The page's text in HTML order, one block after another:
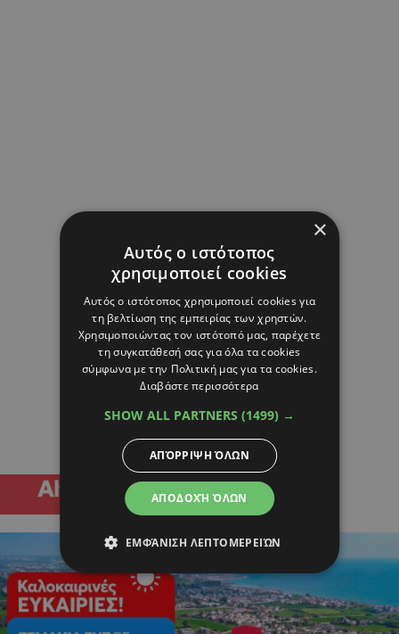
×
Αυτός ο ιστότοπος
χρησιμοποιεί cookies
Αυτός ο ιστότοπος χρησιμοποιεί cookies για
τη βελτίωση της εμπειρίας των χρηστών.
Χρησιμοποιώντας τον ιστότοπό μας, παρέχετε
τη συγκατάθεσή σας για όλα τα cookies
σύμφωνα με την Πολιτική μας για τα cookies.
Διαβάστε περισσότερα
SHOW ALL PARTNERS (1499) →
ΑΠΟΔΟΧΉ ΌΛΩΝ
ΑΠΌΡΡΙΨΗ ΌΛΩΝ
ΕΜΦΆΝΙΣΗ ΛΕΠΤΟΜΕΡΕΙΏΝ